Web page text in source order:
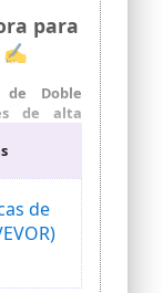
para
✍
de Doble
de alta
y la
con
esta
bordes
tablas
de